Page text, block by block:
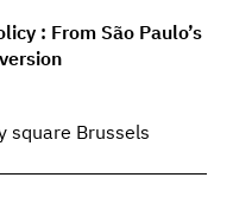
: From São Paulo’s
square Brussels